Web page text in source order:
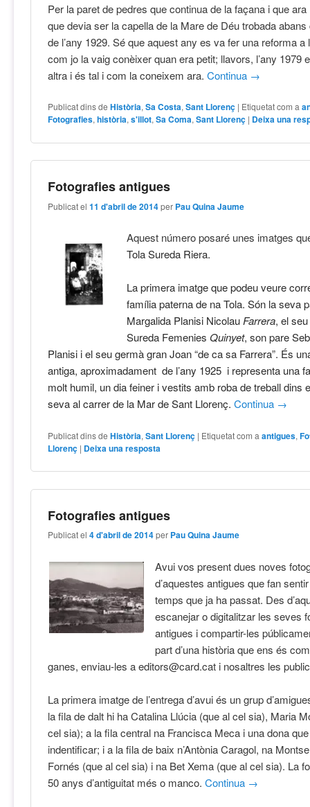
Per la paret de pedres que continua de la façana i que
que devia ser la capella de la Mare de Déu trobada
de l’any 1929. Sé que aquest any es va fer una reforma a
com jo la vaig conèixer quan era petit; llavors, l’any 1979
altra i és tal i com la coneixem ara.Continua →
Publicat dins de Història,Sa Costa,Sant Llorenç | Etiquetat com a
Fotografies,història,s'illot,Sa Coma,Sant Llorenç | Deixa una
Fotografies antigues
Publicat el11 d'abril de 2014 per Pau Quina Jaume
Aquest número posaré unes imatges
Tola Sureda Riera.
La primera imatge que podeu veure
família paterna de na Tola. Són la seva
Margalida Planisi NicolauFarrera, el
Sureda FemeniesQuinyet, son pare
Planisi i el seu germà gran Joan “de ca sa Farrera”. És
antiga, aproximadament de l’any 1925 i representa una
molt humil, un dia feiner i vestits amb roba de treball dins
seva al carrer de la Mar de Sant Llorenç.Continua →
Publicat dins de Història,Sant Llorenç | Etiquetat com a antigues,
Llorenç | Deixa una resposta
Fotografies antigues
Publicat el4 d'abril de 2014 per Pau Quina Jaume
Avui vos present dues noves
d’aquestes antigues que fan
temps que ja ha passat. Des
escanejar o digitalitzar les seves
antigues i compartir-les
part d’una història que ens és
ganes, enviau-les a editors@card.cat i nosaltres les
La primera imatge de l’entrega d’avui és un grup
la fila de dalt hi ha Catalina Llúcia (que al cel sia), Maria
cel sia); a la fila central na Francisca Meca i una dona
indentificar; i a la fila de baix n’Antònia Caragol, na
Fornés (que al cel sia) i na Bet Xema (que al cel sia). La
50 anys d’antiguitat més o manco.Continua →